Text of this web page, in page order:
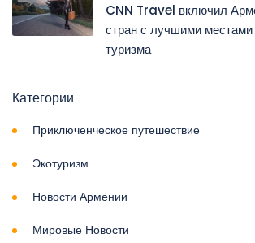
CNN Travel включил
стран с лучшими
туризма
Категории
Приключенческое путешествие
Экотуризм
Новости Армении
Мировые Новости